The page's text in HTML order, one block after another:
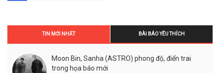
TIN MỚI NHẤT BÀI BÁO YÊU THÍCH
Moon Bin, Sanha (ASTRO) phong độ, điển trai
trong họa báo mới